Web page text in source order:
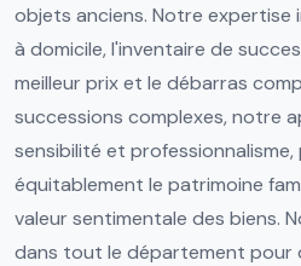
objets anciens. Notre
à domicile, l'inventaire de
meilleur prix et le débarras
successions complexes, notre
sensibilité et
équitablement le patrimoine
valeur sentimentale des biens.
dans tout le département pour